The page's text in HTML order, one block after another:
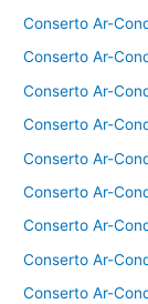
Conserto Ar-
Conserto Ar-
Conserto Ar-
Conserto Ar-
Conserto Ar-
Conserto Ar-
Conserto Ar-
Conserto Ar-
Conserto Ar-